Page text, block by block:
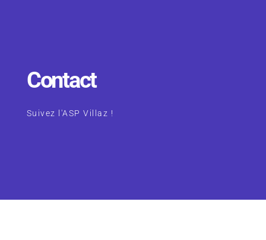
Contact
Suivez l'ASP Villaz !